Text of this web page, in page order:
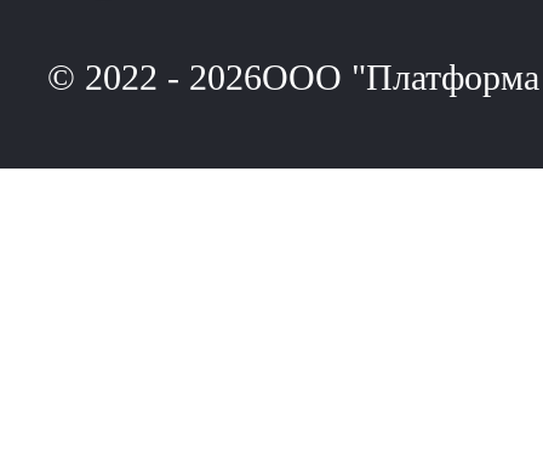
© 2022 - 2026ООО "Платформа